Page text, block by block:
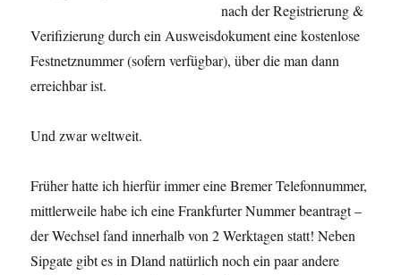
nach der Registrierung &
Verifizierung durch ein Ausweisdokument eine kostenlose
Festnetznummer (sofern verfügbar), über die man dann
erreichbar ist.
Und zwar weltweit.
Früher hatte ich hierfür immer eine Bremer Telefonnummer,
mittlerweile habe ich eine Frankfurter Nummer beantragt –
der Wechsel fand innerhalb von 2 Werktagen statt! Neben
Sipgate gibt es in Dland natürlich noch ein paar andere